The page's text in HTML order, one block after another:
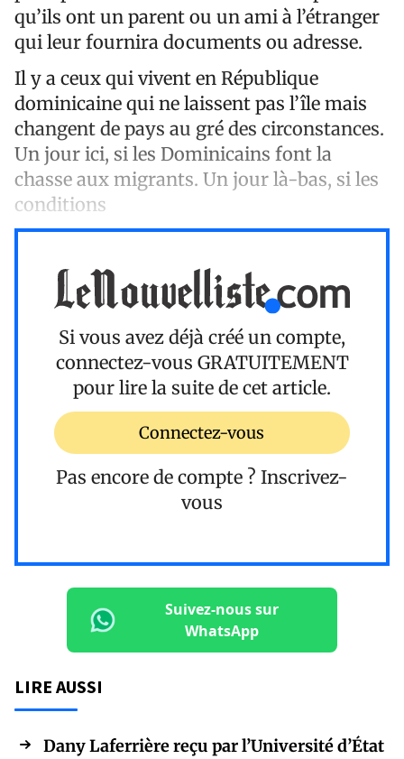
qu’ils ont un parent ou un ami à l’étranger
qui leur fournira documents ou adresse.
Il y a ceux qui vivent en République
dominicaine qui ne laissent pas l’île mais
changent de pays au gré des circonstances.
Un jour ici, si les Dominicains font la
chasse aux migrants. Un jour là-bas, si les
conditions
Si vous avez déjà créé un compte,
connectez-vous GRATUITEMENT
pour lire la suite de cet article.
Connectez-vous
Pas encore de compte ? Inscrivez-
vous
Suivez-nous sur
WhatsApp
LIRE AUSSI
Dany Laferrière reçu par l’Université d’État